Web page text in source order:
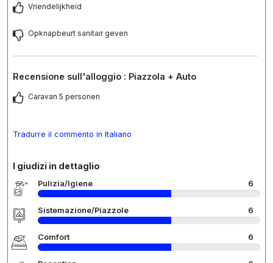
Vriendelijkheid
Opknapbeurt sanitair geven
Recensione sull'alloggio : Piazzola + Auto
Caravan 5 personen
Tradurre il commento in Italiano
I giudizi in dettaglio
Pulizia/Igiene 6
Sistemazione/Piazzole 6
Comfort 6